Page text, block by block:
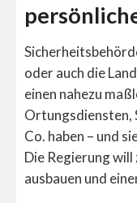
oder auch die
einen nahezu
Ortungsdiensten,
Co. haben – und
Die Regierung
ausbauen und